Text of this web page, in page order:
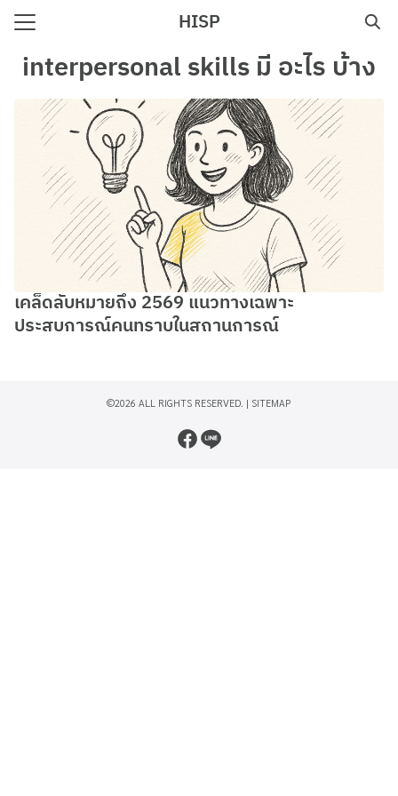
Skip
content
HISP
Search
for:
interpersonal skills มี อะไร บ้าง
เคล็ดลับหมายถึง 2569 แนวทางเฉพาะ
ประสบการณ์คนทราบในสถานการณ์
©2026 ALL RIGHTS RESERVED. | SITEMAP